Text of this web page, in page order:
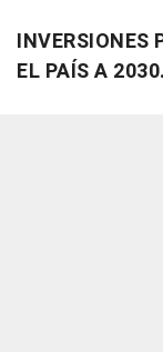
INVERSIONES
EL PAÍS A 2030.